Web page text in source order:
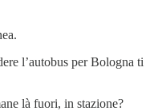
l’autobus per Bologna ti
là fuori, in stazione?